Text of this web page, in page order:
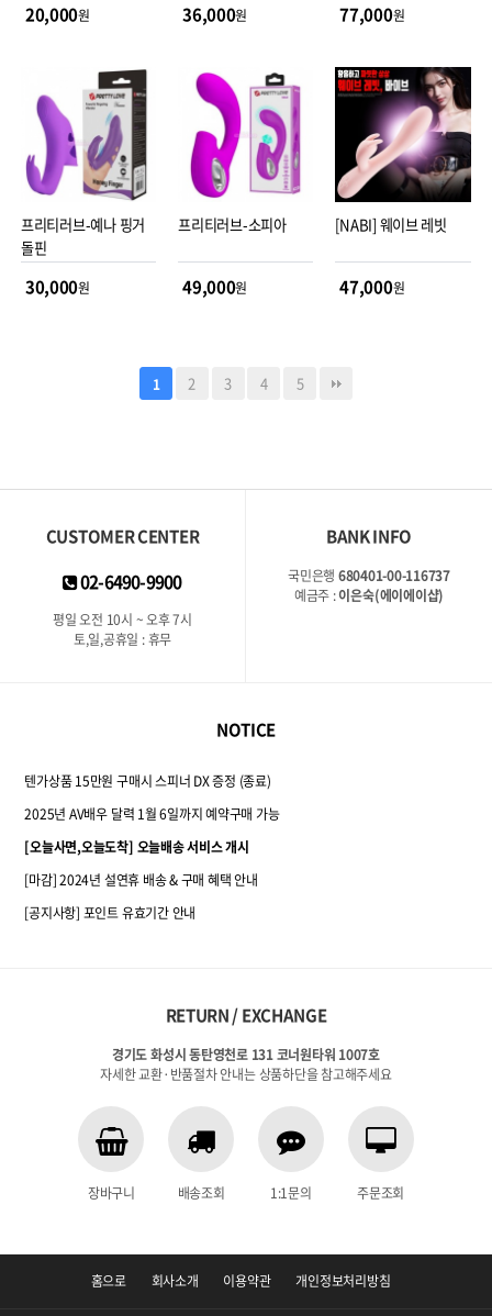
20,000원 36,000원 77,000원
프리티러브-예나 핑거
돌핀
30,000원
프리티러브-소피아
49,000원
[NABI] 웨이브 레빗
47,000원
1 2 3 4 5
CUSTOMER CENTER
02-6490-9900
평일 오전 10시 ~ 오후 7시
토,일,공휴일 : 휴무
BANK INFO
국민은행 680401-00-116737
예금주 :이은숙(에이에이샵)
NOTICE
텐가상품 15만원 구매시 스피너 DX 증정 (종료)
2025년 AV배우 달력 1월 6일까지 예약구매 가능
[오늘사면,오늘도착] 오늘배송 서비스 개시
[마감] 2024년 설연휴 배송 & 구매 혜택 안내
[공지사항] 포인트 유효기간 안내
RETURN / EXCHANGE
경기도 화성시 동탄영천로 131 코너원타워 1007호
자세한 교환·반품절차 안내는 상품하단을 참고해주세요
장바구니 배송조회 1:1문의 주문조회
홈으로 회사소개 이용약관 개인정보처리방침